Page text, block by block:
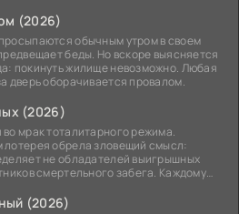
(2026)
обычным утром в своем
беды. Но вскоре выясняется
покинуть жилище невозможно. Любая
дверь оборачивается провалом.
(2026)
мрак тоталитарного режима.
лотерея обрела зловещий смысл:
не обладателей выигрышных
смертельного забега. Каждому
(2026)